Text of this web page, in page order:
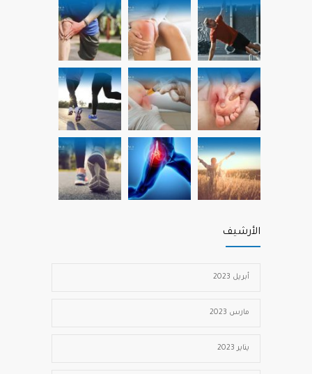
الأرشيف
أبريل 2023
مارس 2023
يناير 2023